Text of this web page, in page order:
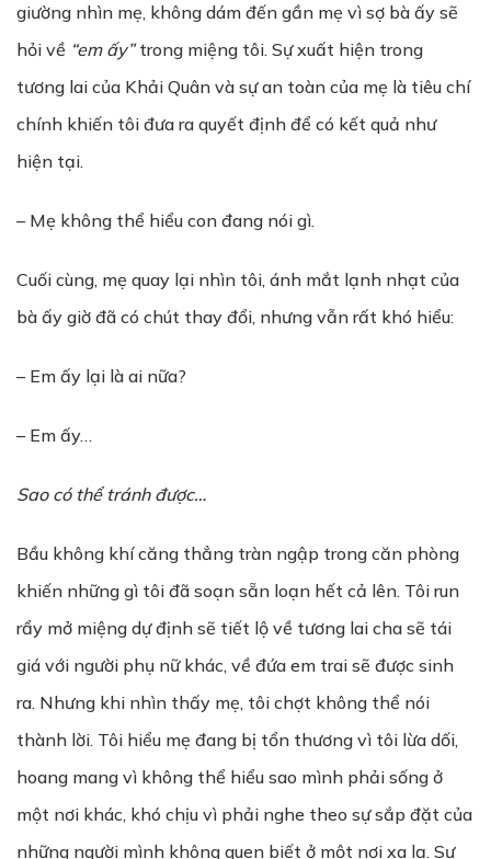
giường nhìn mẹ, không dám đến gần mẹ vì sợ bà ấy sẽ
hỏi về “em ấy”trong miệng tôi. Sự xuất hiện trong
tương lai của Khải Quân và sự an toàn của mẹ là tiêu chí
chính khiến tôi đưa ra quyết định để có kết quả như
hiện tại.
– Mẹ không thể hiểu con đang nói gì.
Cuối cùng, mẹ quay lại nhìn tôi, ánh mắt lạnh nhạt của
bà ấy giờ đã có chút thay đổi, nhưng vẫn rất khó hiểu:
– Em ấy lại là ai nữa?
– Em ấy…
Sao có thể tránh được…
Bầu không khí căng thẳng tràn ngập trong căn phòng
khiến những gì tôi đã soạn sẵn loạn hết cả lên. Tôi run
rẩy mở miệng dự định sẽ tiết lộ về tương lai cha sẽ tái
giá với người phụ nữ khác, về đứa em trai sẽ được sinh
ra. Nhưng khi nhìn thấy mẹ, tôi chợt không thể nói
thành lời. Tôi hiểu mẹ đang bị tổn thương vì tôi lừa dối,
hoang mang vì không thể hiểu sao mình phải sống ở
một nơi khác, khó chịu vì phải nghe theo sự sắp đặt của
những người mình không quen biết ở một nơi xa lạ. Sự